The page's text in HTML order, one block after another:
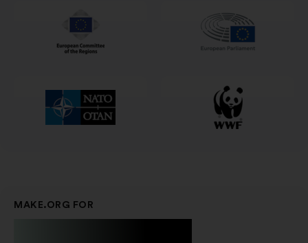
MAKE.ORG FOR